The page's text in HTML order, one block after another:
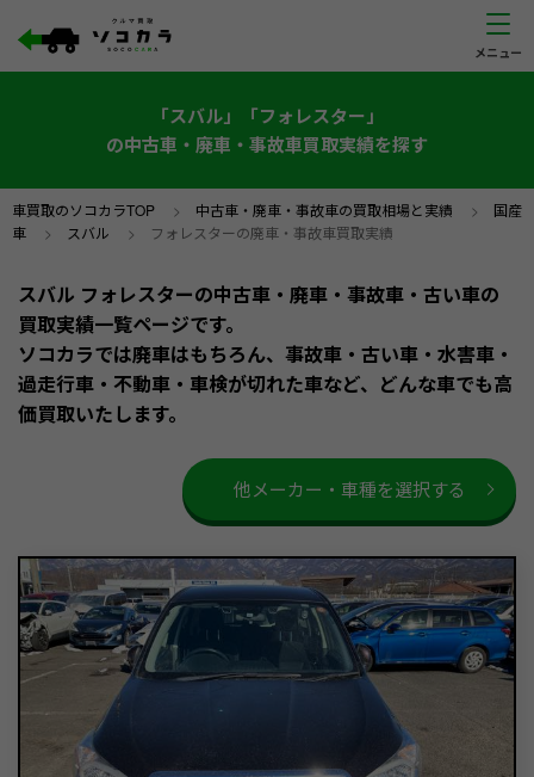
「スバル」「フォレスター」
の中古車・廃車・事故車買取実績を探す
車買取のソコカラTOP > 中古車・廃車・事故車の買取相場と実績 > 国産
車 > スバル > フォレスターの廃車・事故車買取実績
スバル フォレスターの中古車・廃車・事故車・古い車の
買取実績一覧ページです。
ソコカラでは廃車はもちろん、事故車・古い車・水害車・
過走行車・不動車・車検が切れた車など、どんな車でも高
価買取いたします。
他メーカー・車種を選択する